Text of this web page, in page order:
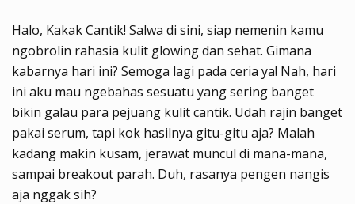
Halo, Kakak Cantik! Salwa di sini, siap nemenin kamu
ngobrolin rahasia kulit glowing dan sehat. Gimana
kabarnya hari ini? Semoga lagi pada ceria ya! Nah, hari
ini aku mau ngebahas sesuatu yang sering banget
bikin galau para pejuang kulit cantik. Udah rajin banget
pakai serum, tapi kok hasilnya gitu-gitu aja? Malah
kadang makin kusam, jerawat muncul di mana-mana,
sampai breakout parah. Duh, rasanya pengen nangis
aja nggak sih?